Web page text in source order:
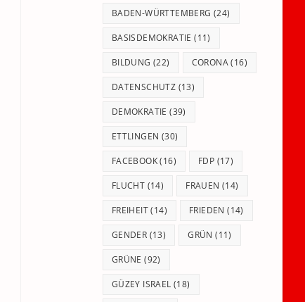
BADEN-WÜRTTEMBERG (24)
BASISDEMOKRATIE (11)
BILDUNG (22) CORONA(16)
DATENSCHUTZ (13)
DEMOKRATIE (39)
ETTLINGEN (30)
FACEBOOK(16) FDP (17)
FLUCHT (14) FRAUEN (14)
FREIHEIT(14) FRIEDEN (14)
GENDER (13) GRÜN (11)
GRÜNE (92)
GÜZEY ISRAEL (18)